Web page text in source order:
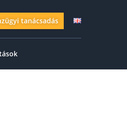
tanácsadás